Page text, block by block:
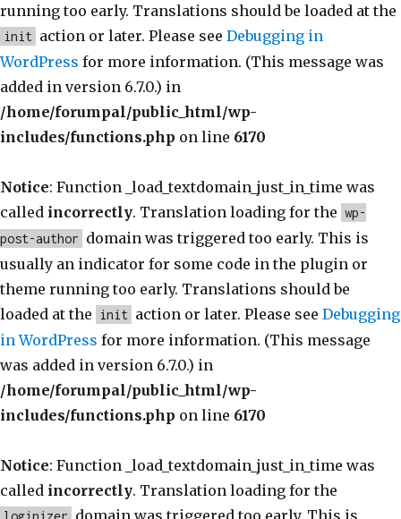
running too early. Translations should be loaded at the
init action or later. Please see Debugging in
WordPress for more information. (This message was
added in version 6.7.0.) in
/home/forumpal/public_html/wp-
includes/functions.php on line 6170
Notice: Function _load_textdomain_just_in_time was
called incorrectly. Translation loading for the wp-
post-author domain was triggered too early. This is
usually an indicator for some code in the plugin or
theme running too early. Translations should be
loaded at the
init action or later. Please see Debugging
in WordPress for more information. (This message
was added in version 6.7.0.) in
/home/forumpal/public_html/wp-
includes/functions.php on line 6170
Notice: Function _load_textdomain_just_in_time was
called incorrectly. Translation loading for the
loginizer domain was triggered too early. This is